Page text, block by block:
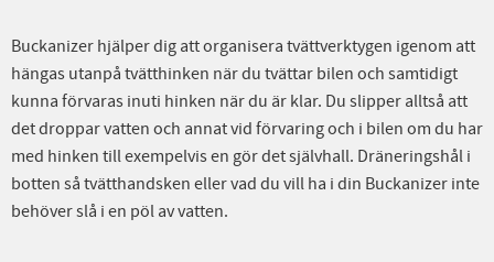
Buckanizer hjälper dig att organisera tvättverktygen igenom att
hängas utanpå tvätthinken när du tvättar bilen och samtidigt
kunna förvaras inuti hinken när du är klar. Du slipper alltså att
det droppar vatten och annat vid förvaring och i bilen om du har
med hinken till exempelvis en gör det självhall. Dräneringshål i
botten så tvätthandsken eller vad du vill ha i din Buckanizer inte
behöver slå i en pöl av vatten.